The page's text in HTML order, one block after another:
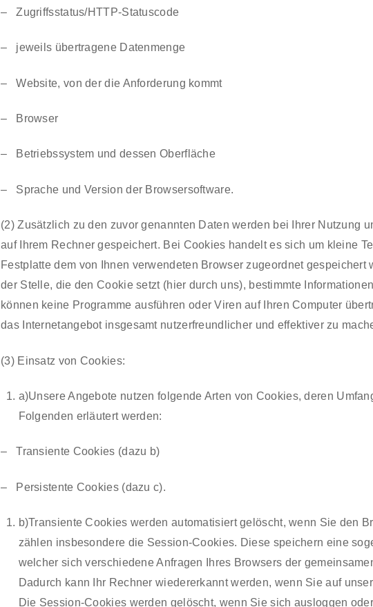
– Zugriffsstatus/HTTP-Statuscode
– jeweils übertragene Datenmenge
– Website, von der die Anforderung kommt
– Browser
– Betriebssystem und dessen Oberfläche
– Sprache und Version der Browsersoftware.
(2) Zusätzlich zu den zuvor genannten Daten werden bei Ihrer Nutzung
auf Ihrem Rechner gespeichert. Bei Cookies handelt es sich um kleine
Festplatte dem von Ihnen verwendeten Browser zugeordnet gespeichert
der Stelle, die den Cookie setzt (hier durch uns), bestimmte
können keine Programme ausführen oder Viren auf Ihren Computer
das Internetangebot insgesamt nutzerfreundlicher und effektiver zu
(3) Einsatz von Cookies:
a)Unsere Angebote nutzen folgende Arten von Cookies, deren
Folgenden erläutert werden:
– Transiente Cookies (dazu b)
– Persistente Cookies (dazu c).
b)Transiente Cookies werden automatisiert gelöscht, wenn Sie den
zählen insbesondere die Session-Cookies. Diese speichern eine
welcher sich verschiedene Anfragen Ihres Browsers der
Dadurch kann Ihr Rechner wiedererkannt werden, wenn Sie auf
Die Session-Cookies werden gelöscht, wenn Sie sich ausloggen